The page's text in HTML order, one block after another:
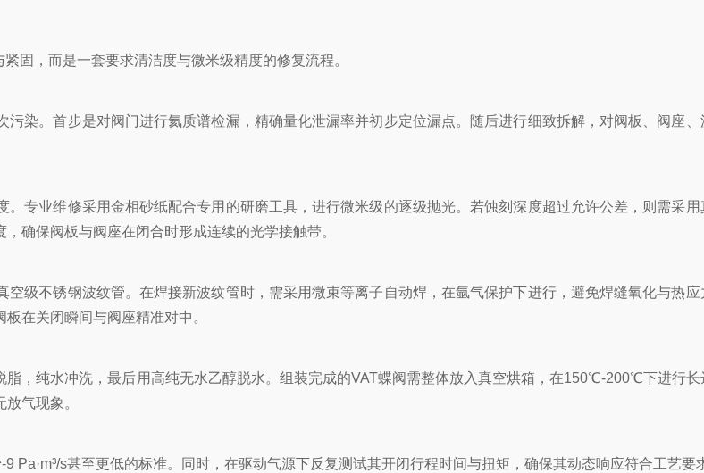
固，而是一套要求清洁度与微米级精度的修复流程。
染。首步是对阀门进行氦质谱检漏，精确量化泄漏率并初步定位漏点。随后进行细致拆解，对阀板、阀座、
专业维修采用金相砂纸配合专用的研磨工具，进行微米级的逐级抛光。若蚀刻深度超过允许公差，则需采
确保阀板与阀座在闭合时形成连续的光学接触带。
级不锈钢波纹管。在焊接新波纹管时，需采用微束等离子自动焊，在氩气保护下进行，避免焊缝氧化与热
在关闭瞬间与阀座精准对中。
，纯水冲洗，最后用高纯无水乙醇脱水。组装完成的VAT蝶阀需整体放入真空烘箱，在150℃-200℃下进行长
气现象。
Pa·m³/s甚至更低的标准。同时，在驱动气源下反复测试其开闭行程时间与扭矩，确保其动态响应符合工艺要